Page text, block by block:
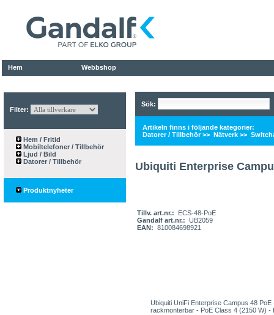
Hem Webbshop
Filter:
Hem / Fritid
Mobiltelefoner / Tillbehör
Ljud / Bild
Datorer / Tillbehör
Produktnyheter
Sök:
Artikeln finns i följande kategorier:
Datorer / Tillbehör>> Nätverk >>
Ubiquiti Enterprise
Tillv. art.nr.:
ECS-48-PoE
Gandalf art.nr.: UB2059
EAN: 810084698921
Ubiquiti UniFi Enterprise Campus 48
rackmonterbar - PoE Class 4 (2150 W)